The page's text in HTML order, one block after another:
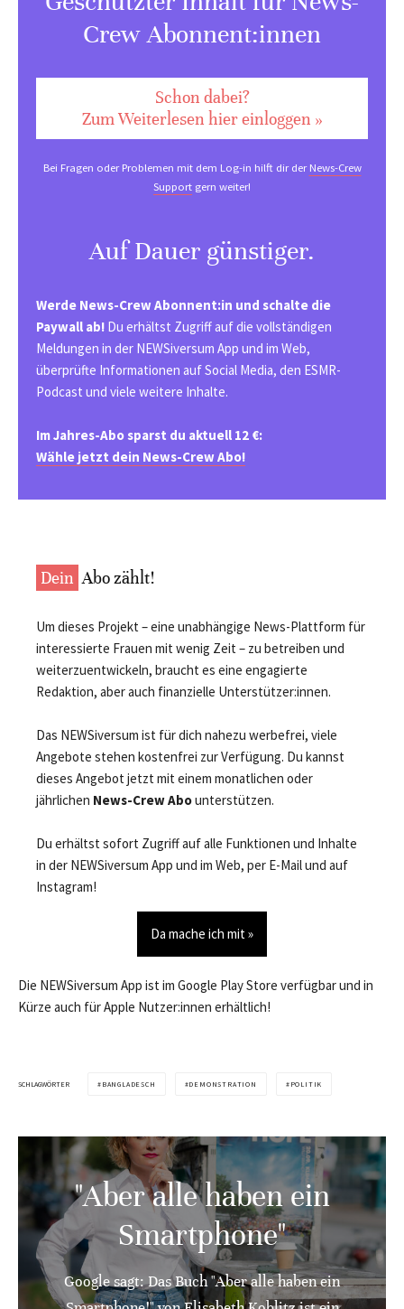
Crew Abonnent:innen
Schon dabei?
Zum Weiterlesen hier einloggen »
Bei Fragen oder Problemen mit dem Log-in hilft dir derNews-Crew
Support gern weiter!
Auf Dauer günstiger.
Werde News-Crew Abonnent:in und schalte die
Paywall ab! Du erhältst Zugriff auf die vollständigen
Meldungen in der NEWSiversum App und im Web,
überprüfte Informationen auf Social Media, den ESMR-
Podcast und viele weitere Inhalte.
Im Jahres-Abo sparst du aktuell 12 €:
Wähle jetzt dein News-Crew Abo!
Dein Abo zählt!
Um dieses Projekt – eine unabhängige News-Plattform für
interessierte Frauen mit wenig Zeit – zu betreiben und
weiterzuentwickeln, braucht es eine engagierte
Redaktion, aber auch finanzielle Unterstützer:innen.
Das NEWSiversum ist für dich nahezu werbefrei, viele
Angebote stehen kostenfrei zur Verfügung. Du kannst
dieses Angebot jetzt mit einem monatlichen oder
jährlichen News-Crew Abounterstützen.
Du erhältst sofort Zugriff auf alle Funktionen und Inhalte
in der NEWSiversum App und im Web, per E-Mail und auf
Instagram!
Da mache ich mit »
Die NEWSiversum App ist im Google Play Store verfügbar und in
Kürze auch für Apple Nutzer:innen erhältlich!
SCHLAGWÖRTER BANGLADESCH DEMONSTRATION POLITIK
"Aber alle haben ein
Smartphone"
Google sagt: Das Buch "Aber alle haben ein